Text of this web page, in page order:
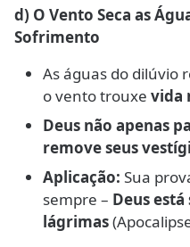
d) O Vento Seca as
Sofrimento
As águas do dilúvio
o vento trouxe vida
Deus não apenas
remove seus
Aplicação: Sua
sempre – Deus está
lágrimas